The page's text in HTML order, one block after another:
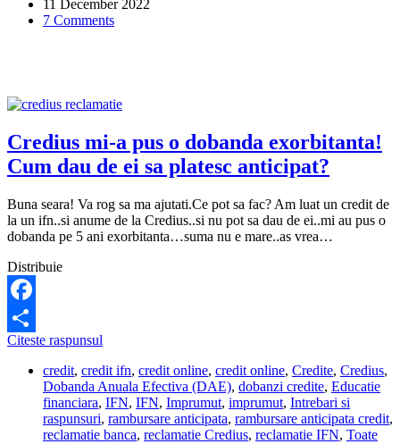
11 December 2022
7 Comments
Credius mi-a pus o dobanda exorbitanta!
Cum dau de ei sa platesc anticipat?
Buna seara! Va rog sa ma ajutati.Ce pot sa fac? Am luat un credit de
la un ifn..si anume de la Credius..si nu pot sa dau de ei..mi au pus o
dobanda pe 5 ani exorbitanta…suma nu e mare..as vrea…
Distribuie
Facebook
Share
Citeste raspunsul
a
pus
o
dobanda
exorbitanta!
credit, credit ifn, credit online, credit online, Credite, Credius,
Dobanda Anuala Efectiva (DAE), dobanzi credite, Educatie
financiara, IFN, IFN, Imprumut, imprumut, Intrebari si
raspunsuri, rambursare anticipata, rambursare anticipata credit,
reclamatie banca, reclamatie Credius, reclamatie IFN, Toate